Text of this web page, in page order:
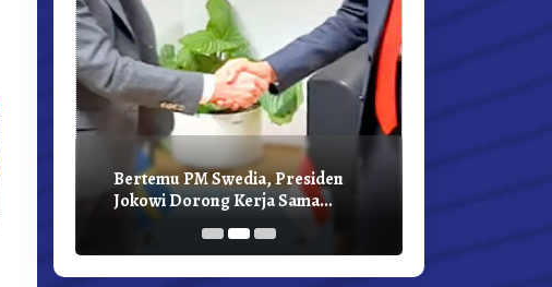
Bertemu PM Swedia, Presiden
Jokowi Dorong Kerja Sama
Pembangunan Hijau